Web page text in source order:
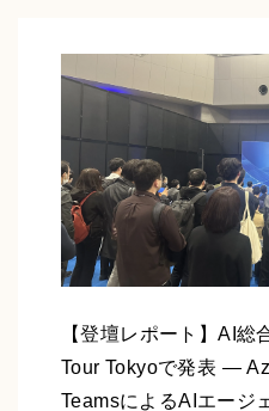
【登壇レポート】AI総
Tour Tokyoで発表 ―
TeamsによるAIエージ